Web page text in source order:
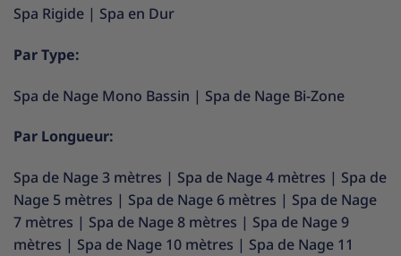
Spa Rigide | Spa en Dur
Par Type:
Spa de Nage Mono Bassin | Spa de Nage Bi-Zone
Par Longueur:
Spa de Nage 3 mètres | Spa de Nage 4 mètres | Spa de
Nage 5 mètres | Spa de Nage 6 mètres | Spa de Nage
7 mètres | Spa de Nage 8 mètres | Spa de Nage 9
mètres | Spa de Nage 10 mètres | Spa de Nage 11